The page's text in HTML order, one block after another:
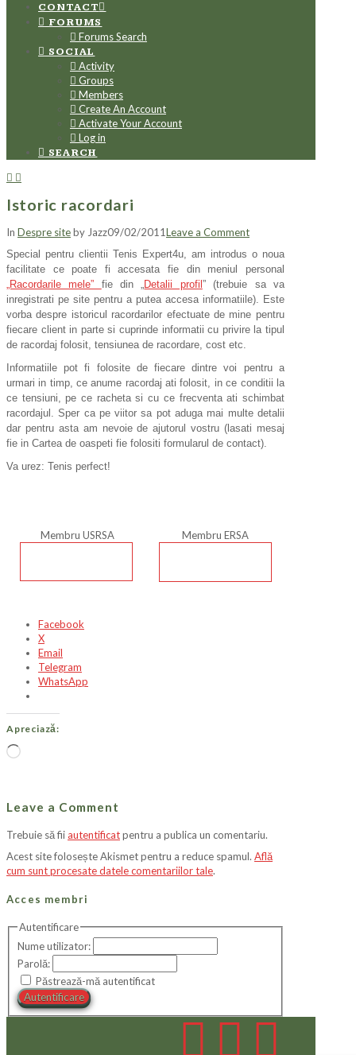
CONTACT
FORUMS
Forums Search
SOCIAL
Activity
Groups
Members
Create An Account
Activate Your Account
Log in
SEARCH
Istoric racordari
In Despre siteby Jazz09/02/2011Leave a Comment
Special pentru clientii Tenis Expert4u, am introdus o noua
facilitate ce poate fi accesata fie din meniul personal
„Racordarile mele” fie din „Detalii profil ” (trebuie sa va
inregistrati pe site pentru a putea accesa informatiile). Este
vorba despre istoricul racordarilor efectuate de mine pentru
fiecare client in parte si cuprinde informatii cu privire la tipul
de racordaj folosit, tensiunea de racordare, cost etc.
Informatiile pot fi folosite de fiecare dintre voi pentru a
urmari in timp, ce anume racordaj ati folosit, in ce conditii la
ce tensiuni, pe ce racheta si cu ce frecventa ati schimbat
racordajul. Sper ca pe viitor sa pot aduga mai multe detalii
dar pentru asta am nevoie de ajutorul vostru (lasati mesaj
fie in Cartea de oaspeti fie folositi formularul de contact).
Va urez: Tenis perfect!
Membru USRSA Membru ERSA
Facebook
X
Email
Telegram
WhatsApp
Apreciază:
Încarc...
Leave a Comment
Trebuie să fiiautentificatpentru a publica un comentariu.
Acest site folosește Akismet pentru a reduce spamul. Află
cum sunt procesate datele comentariilor tale.
Acces membri
Autentificare
Nume utilizator:
Parolă:
Păstrează-mă autentificat
Autentificare